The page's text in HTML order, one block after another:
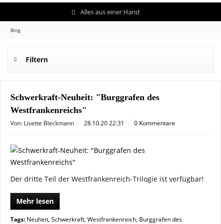
Alles aus einer Hand
Blog
Filtern
Schwerkraft-Neuheit: "Burggrafen des
Westfrankenreichs"
Von: Lisette Bleckmann 28.10.20 22:31 0 Kommentare
Der dritte Teil der Westfrankenreich-Trilogie ist verfügbar!
Mehr lesen
Tags: Neuheit, Schwerkraft, Westfrankenreich, Burggrafen des